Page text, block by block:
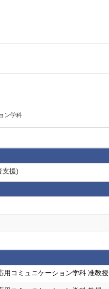
ン学科
支援)
用コミュニケーション学科 准教授